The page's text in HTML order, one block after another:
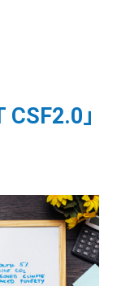
CSF2.0」